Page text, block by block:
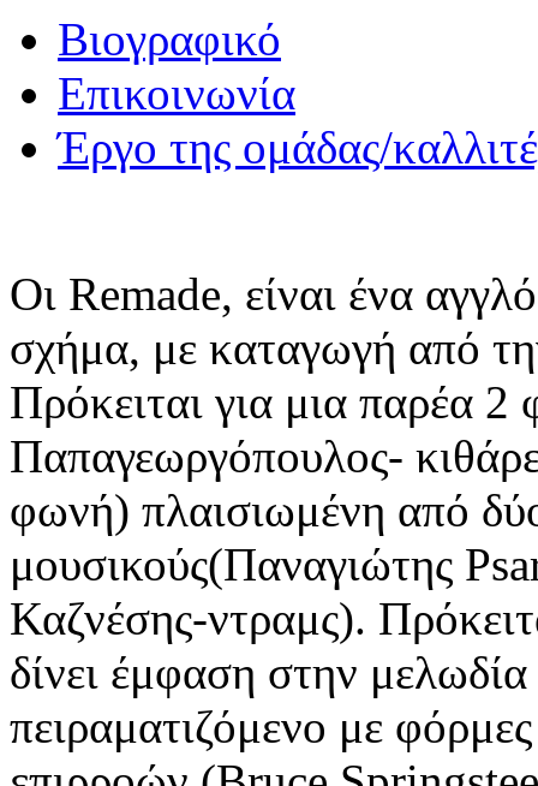
Βιογραφικό
Επικοινωνία
Έργο της ομάδας/
Οι Remade, είναι ένα
σχήμα, με καταγωγή από
Πρόκειται για μια παρέα 2
Παπαγεωργόπουλος-
φωνή) πλαισιωμένη από
μουσικούς(Παναγιώτης
Καζνέσης-ντραμς).
δίνει έμφαση στην
πειραματιζόμενο με